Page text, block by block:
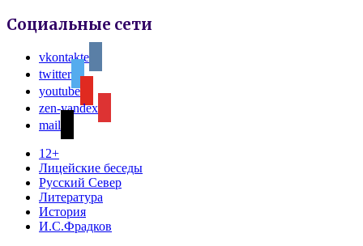
Социальные сети
vkontakte
twitter
youtube
zen-yandex
mail
12+
Лицейские беседы
Русский Север
Литература
История
И.С.Фрадков